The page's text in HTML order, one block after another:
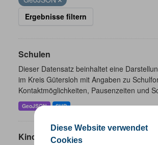
Diese Website verwendet
Cookies
Ergebnisse filtern
Schulen
Dieser Datensatz beinhaltet eine
im Kreis Gütersloh mit Angaben zu
Kontaktmöglichkeiten, Pausenzeiten und
GeoJSON SHP
Kindertageseinrichtungen